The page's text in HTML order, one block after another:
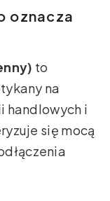
oznacza
to
na
handlowych i
się mocą